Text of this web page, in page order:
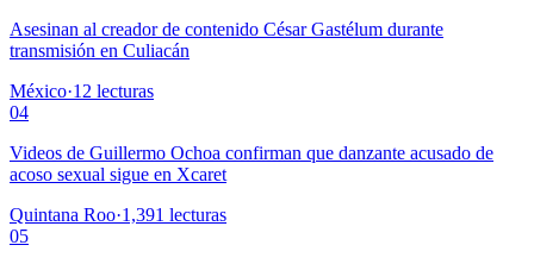
Asesinan al creador de contenido César Gastélum durante
transmisión en Culiacán
México·12 lecturas
04
Videos de Guillermo Ochoa confirman que danzante acusado de
acoso sexual sigue en Xcaret
Quintana Roo·1,391 lecturas
05